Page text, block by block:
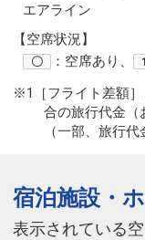
エアライン
【空席状況】
〇 ：空席あり、
※1［フライト差額
合の旅行代金（
（一部、旅行
宿泊施設・
表示されている